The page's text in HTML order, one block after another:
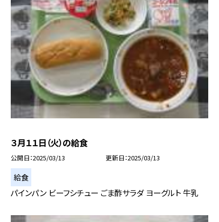
３月１１日（火）の給食
公開日 2025/03/13 更新日 2025/03/13
給食
パインパン ビーフシチュー ごま酢サラダ ヨーグルト 牛乳